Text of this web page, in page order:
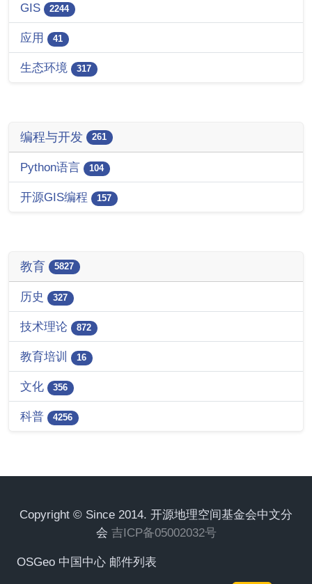
GIS 2244
应用 41
生态环境 317
编程与开发 261
Python语言 104
开源GIS编程 157
教育 5827
历史 327
技术理论 872
教育培训 16
文化 356
科普 4256
Copyright © Since 2014. 开源地理空间基金会中文分
会 吉ICP备05002032号
OSGeo 中国中心 邮件列表